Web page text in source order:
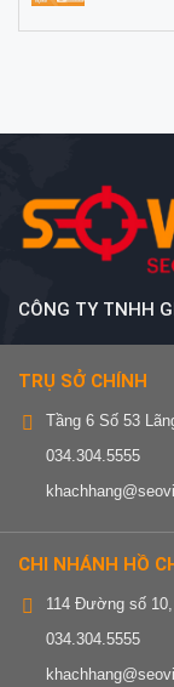
CÔNG TY TNHH
TRỤ SỞ CHÍNH
Tầng 6 Số 53
034.304.5555
CHI NHÁNH HỒ
114 Đường số
034.304.5555